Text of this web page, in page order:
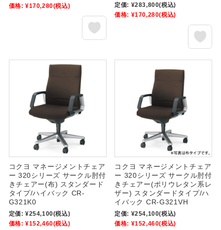
価格: ¥170,280(税込) 定価: ¥283,800(税込)
価格: ¥170,280(税込)
コクヨ マネージメントチェア
ー 320シリーズ サークル肘付
きチェアー(布) スタンダード
タイプ/ハイバック CR-
G321K0
定価: ¥254,100(税込)
価格: ¥152,460(税込)
コクヨ マネージメントチェア
ー 320シリーズ サークル肘付
きチェアー(ポリウレタン系レ
ザー) スタンダードタイプ/ハ
イバック CR-G321VH
定価: ¥254,100(税込)
価格: ¥152,460(税込)